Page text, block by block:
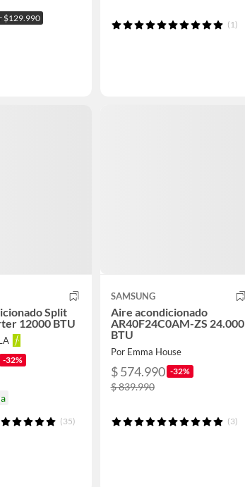
$129.990
(1)
Split
12000 BTU
-32%
(35)
SAMSUNG
Aire acondicionado
AR40F24C0AM-ZS 24.000
BTU
Por Emma House
$ 574.990 -32%
$ 839.990
(3)